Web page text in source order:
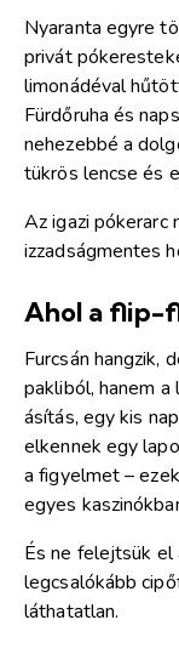
Nyaranta egyre
privát
limonádéval
Fürdőruha és
nehezebbé a
tükrös lencse és
Az igazi pókerarc
izzadságmentes
Ahol a flip-
Furcsán hangzik,
pakliból, hanem
ásítás, egy kis
elkennek egy
a figyelmet –
egyes
És ne felejtsük
legcsalókább
láthatatlan.